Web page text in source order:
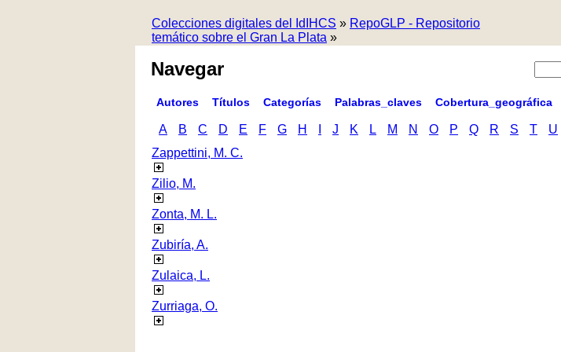
Colecciones digitales del IdIHCS » RepoGLP - Repositorio
temático sobre el Gran La Plata »
Navegar
Autores Títulos Categorías Palabras_claves Cobertura_geográfica
A B C D E F G H J K L M N O P Q R S T U
Zappettini, M. C.
Zilio, M.
Zonta, M. L.
Zubiría, A.
Zulaica, L.
Zurriaga, O.